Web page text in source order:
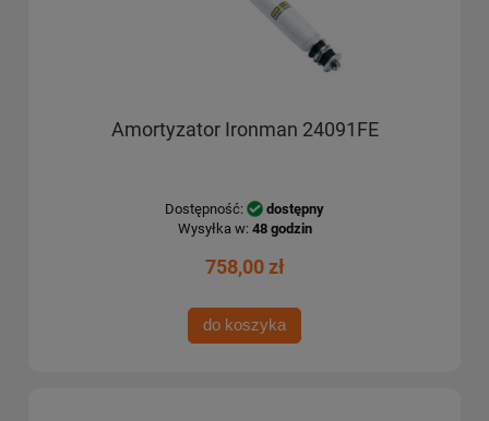
Amortyzator Ironman 24091FE
Dostępność:
dostępny
Wysyłka w: 48 godzin
758,00 zł
do koszyka